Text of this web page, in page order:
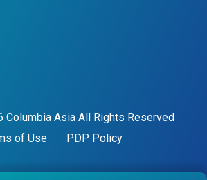
Columbia Asia All Rights Reserved
of Use
PDP Policy